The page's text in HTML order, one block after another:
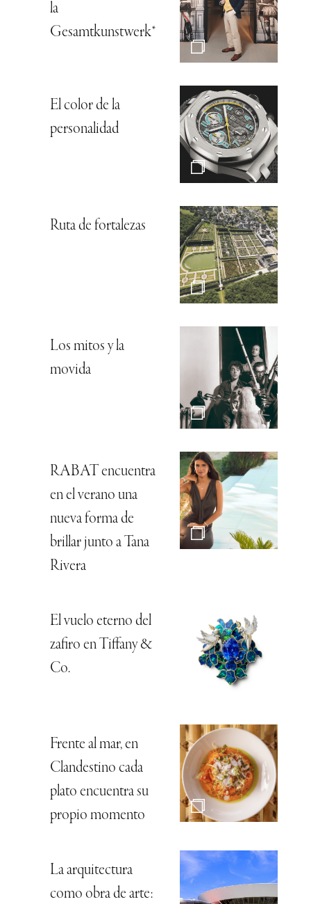
la
Gesamtkunstwerk*
El color de la
personalidad
Ruta de fortalezas
Los mitos y la
movida
RABAT encuentra
en el verano una
nueva forma de
brillar junto a Tana
Rivera
El vuelo eterno del
zafiro en Tiffany &
Co.
Frente al mar, en
Clandestino cada
plato encuentra su
propio momento
La arquitectura
como obra de arte: